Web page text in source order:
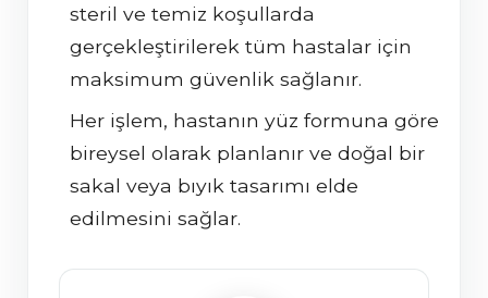
steril ve temiz koşullarda
gerçekleştirilerek tüm hastalar için
maksimum güvenlik sağlanır.
her işlem, hastanın yüz formuna göre
bireysel olarak planlanır ve doğal bir
sakal veya bıyık tasarımı elde
edilmesini sağlar.